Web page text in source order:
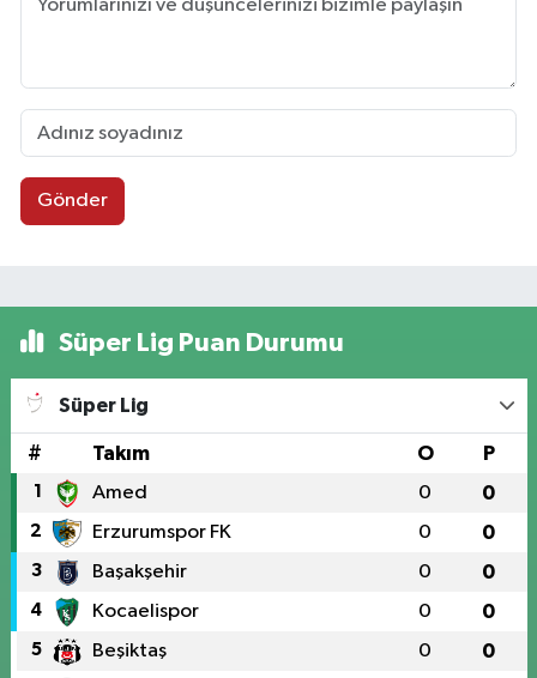
Gönder
Süper Lig Puan Durumu
Süper Lig
# Takım O P
1 Amed 0 0
2 Erzurumspor FK 0 0
3 Başakşehir 0 0
4 Kocaelispor 0 0
5 Beşiktaş 0 0